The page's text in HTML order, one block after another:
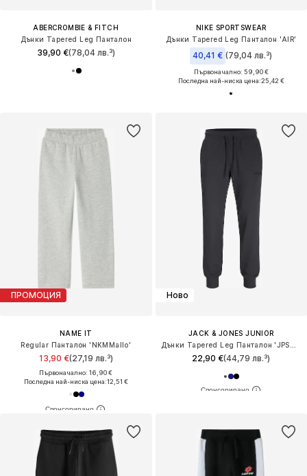
ABERCROMBIE & FITCH
Дънки Tapered Leg Панталон
39,90 €(78,04 лв.³)
NIKE SPORTSWEAR
Дънки Tapered Leg Панталон 'AIR'
40,41 € (79,04 лв.³)
Първоначално: 59,90 €
Последна най-ниска цена:25,42 €
ПРОМОЦИЯ
NAME IT
Regular Панталон 'NKMMallo'
13,90 €(27,19 лв.³)
Първоначално: 16,90 €
Последна най-ниска цена:12,51 €
Ново
JACK & JONES JUNIOR
22,90 €(44,79 лв.³)